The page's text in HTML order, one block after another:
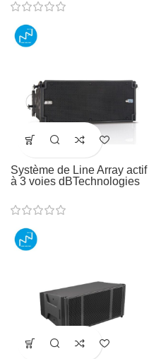
Système de Line Array actif
à 3 voies dBTechnologies